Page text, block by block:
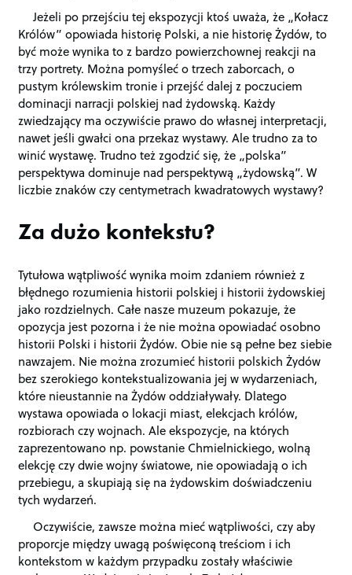
Jeżeli po przejściu tej ekspozycji ktoś uważa, że „Kołacz
Królów” opowiada historię Polski, a nie historię Żydów, to
być może wynika to z bardzo powierzchownej reakcji na
trzy portrety. Można pomyśleć o trzech zaborcach, o
pustym królewskim tronie i przejść dalej z poczuciem
dominacji narracji polskiej nad żydowską. Każdy
zwiedzający ma oczywiście prawo do własnej interpretacji,
nawet jeśli gwałci ona przekaz wystawy. Ale trudno za to
winić wystawę. Trudno też zgodzić się, że „polska”
perspektywa dominuje nad perspektywą „żydowską”. W
liczbie znaków czy centymetrach kwadratowych wystawy?
Za dużo kontekstu?
Tytułowa wątpliwość wynika moim zdaniem również z
błędnego rozumienia historii polskiej i historii żydowskiej
jako rozdzielnych. Całe nasze muzeum pokazuje, że
opozycja jest pozorna i że nie można opowiadać osobno
historii Polski i historii Żydów. Obie nie są pełne bez siebie
nawzajem. Nie można zrozumieć historii polskich Żydów
bez szerokiego kontekstualizowania jej w wydarzeniach,
które nieustannie na Żydów oddziaływały. Dlatego
wystawa opowiada o lokacji miast, elekcjach królów,
rozbiorach czy wojnach. Ale ekspozycje, na których
zaprezentowano np. powstanie Chmielnickiego, wolną
elekcję czy dwie wojny światowe, nie opowiadają o ich
przebiegu, a skupiają się na żydowskim doświadczeniu
tych wydarzeń.
Oczywiście, zawsze można mieć wątpliwości, czy aby
proporcje między uwagą poświęconą treściom i ich
kontekstom w każdym przypadku zostały właściwie